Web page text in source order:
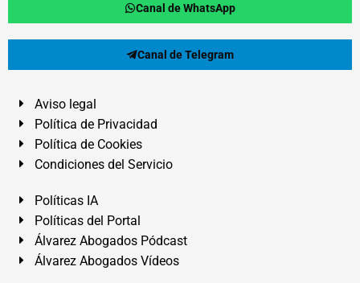
Canal de WhatsApp
Canal de Telegram
Aviso legal
Política de Privacidad
Política de Cookies
Condiciones del Servicio
Políticas IA
Políticas del Portal
Álvarez Abogados Pódcast
Álvarez Abogados Vídeos